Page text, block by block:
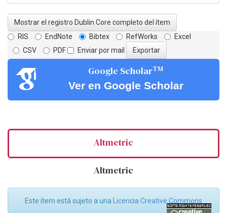
Mostrar el registro Dublin Core completo del ítem
RIS
EndNote Bibtex RefWorks
Excel
CSV
PDF Enviar por mail
Google ScholarTM
Ver en Google Scholar
Altmetric
Altmetric
Este ítem está sujeto a una Licencia Creative Commons